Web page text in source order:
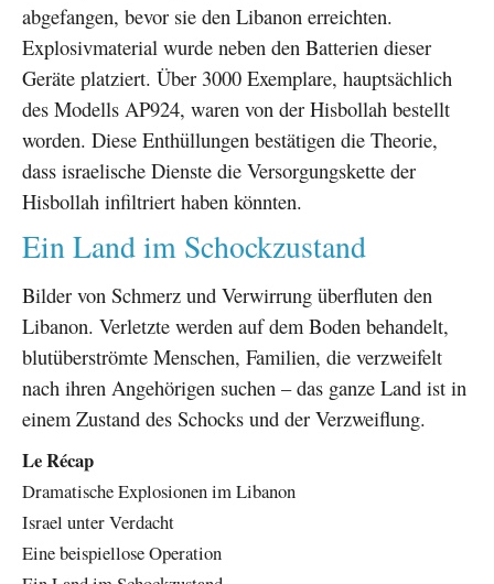
abgefangen, bevor sie den Libanon erreichten.
Explosivmaterial wurde neben den Batterien dieser
Geräte platziert. Über 3000 Exemplare, hauptsächlich
des Modells AP924, waren von der Hisbollah bestellt
worden. Diese Enthüllungen bestätigen die Theorie,
dass israelische Dienste die Versorgungskette der
Hisbollah infiltriert haben könnten.
Ein Land im Schockzustand
Bilder von Schmerz und Verwirrung überfluten den
Libanon. Verletzte werden auf dem Boden behandelt,
blutüberströmte Menschen, Familien, die verzweifelt
nach ihren Angehörigen suchen – das ganze Land ist in
einem Zustand des Schocks und der Verzweiflung.
Le Récap
Dramatische Explosionen im Libanon
Israel unter Verdacht
Eine beispiellose Operation